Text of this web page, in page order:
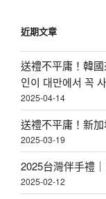
字:
近期文章
送禮不平庸！韓
인이 대만에서 꼭
2025-04-14
送禮不平庸！新
2025-03-19
2025台灣伴手禮
2025-02-12